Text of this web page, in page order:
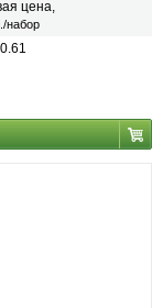
цена,
набор